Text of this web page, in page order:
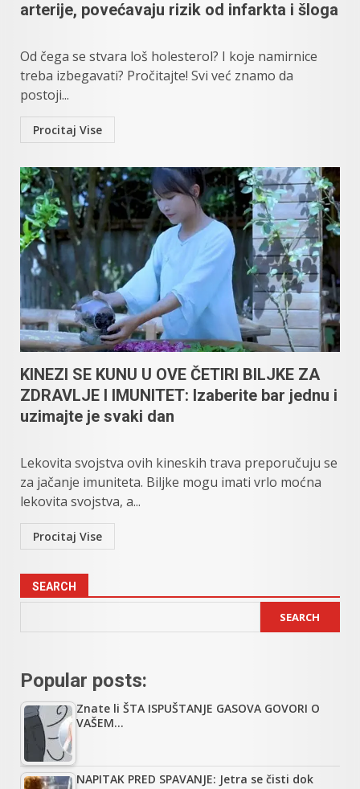
arterije, povećavaju rizik od infarkta i šloga
Od čega se stvara loš holesterol? I koje namirnice
treba izbegavati? Pročitajte! Svi već znamo da
postoji...
Procitaj Vise
KINEZI SE KUNU U OVE ČETIRI BILJKE ZA
ZDRAVLJE I IMUNITET: Izaberite bar jednu i
uzimajte je svaki dan
Lekovita svojstva ovih kineskih trava preporučuju se
za jačanje imuniteta. Biljke mogu imati vrlo moćna
lekovita svojstva, a...
Procitaj Vise
SEARCH
SEARCH
Popular posts:
Znate li ŠTA ISPUŠTANJE GASOVA GOVORI O
VAŠEM…
NAPITAK PRED SPAVANJE: Jetra se čisti dok